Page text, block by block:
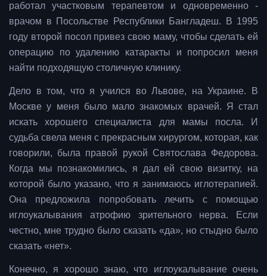
работал участковым терапевтом и одновременно -
врачом в Посольстве Республики Бангладеш. В 1995
году второй посол привез свою маму, чтобы сделать ей
операцию по удалению катаракты и попросил меня
найти подходящую столичную клинику.
Дело в том, что я учился во Львове, на Украине. В
Москве у меня было мало знакомых врачей. Я стал
искать хорошего специалиста для мамы посла. И
судьба свела меня с прекрасным хирургом, которая, как
говорили, была правой рукой Святослава Федорова.
Когда мы познакомились, я дал ей свою визитку, на
которой было указано, что я занимаюсь иглотерапией.
Она предложила попробовать лечить с помощью
иглоукалывания атрофию зрительного нерва. Если
честно, мне трудно было сказать «да», но стыдно было
сказать «нет».
Конечно, я хорошо знаю, что иглоукалывание очень